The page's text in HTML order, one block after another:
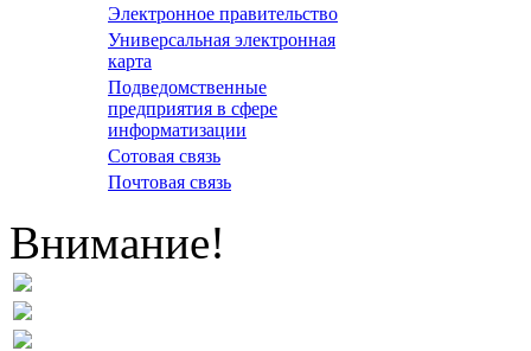
Электронное правительство
Универсальная электронная
карта
Подведомственные
предприятия в сфере
информатизации
Сотовая связь
Почтовая связь
Внимание!